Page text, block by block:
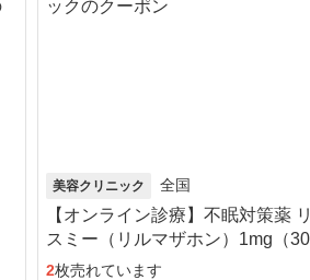
美容クリニック 全国
【オンライン診療】不眠対策薬 リ
スミー（リルマザホン）1mg（30
日分）※初診料・送料込／リピー
2枚売れています